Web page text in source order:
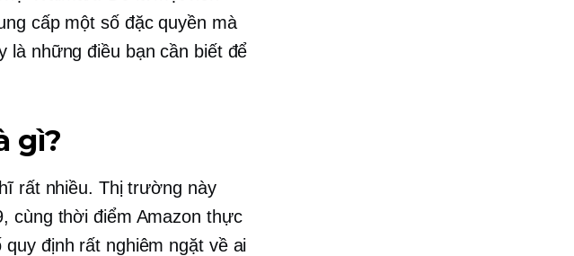
cấp một số đặc quyền mà
là những điều bạn cần biết để
gì?
rất nhiều. Thị trường này
cùng thời điểm Amazon thực
định rất nghiêm ngặt về ai